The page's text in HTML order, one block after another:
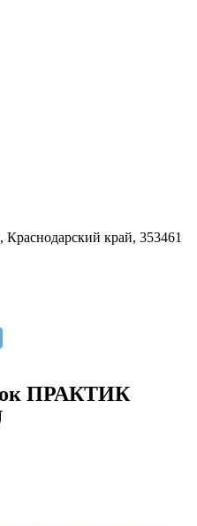
Краснодарский край, 353461
ПРАКТИК